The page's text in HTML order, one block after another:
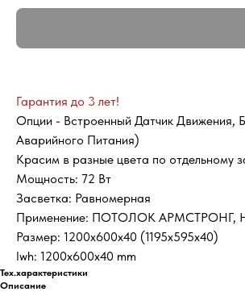
Гарантия до 3 лет!
Опции - Встроенный Датчик Движения,
Аварийного Питания)
Красим в разные цвета по отдельному
Мощность: 72 Вт
Засветка: Равномерная
Применение: ПОТОЛОК
Размер: 1200х600х40 (1195х595х40)
lwh: 1200x600x40 mm
Тех.характеристики
Описание